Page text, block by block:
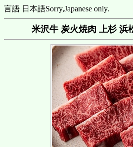
言語 日本語Sorry,Japanese only.
米沢牛 炭火焼肉 上杉 浜